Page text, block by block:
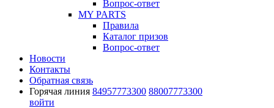
Вопрос-ответ
MY PARTS
Правила
Каталог призов
Вопрос-ответ
Новости
Контакты
Обратная связь
Горячая линия 84957773300 88007773300
войти